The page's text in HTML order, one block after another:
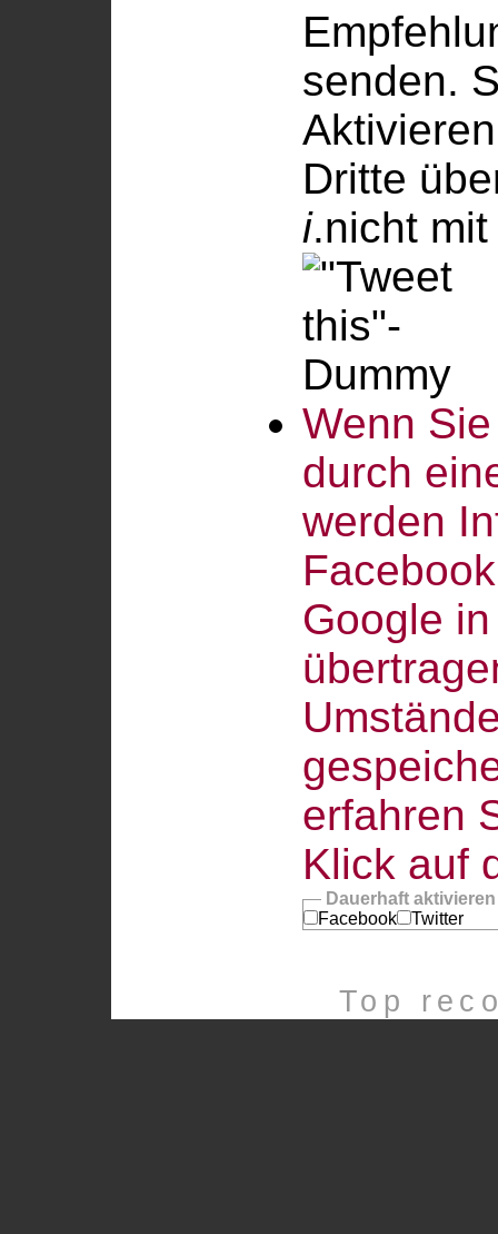
senden.
Dritte
i.nicht
Wenn
durch
werden
Google
erfahren
Klick auf
Dauerhaft
Facebook
Twitter
Top